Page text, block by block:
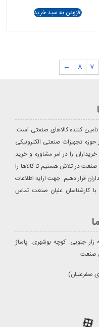
افزودن به سبد خرید
7
8
←
کننده کالاهای صنعتی است.
تجهیزات صنعتی الکترونیکی
را در امر مشاوره و خرید
صنعت در تلاش هستیم تا کالاها را
قرار دهیم. جهت ارایه اطلاعات
با کارشناسان علیان صنعت تماس
زار جنوبی. کوچه بوشهری. پاساژ
صنعت